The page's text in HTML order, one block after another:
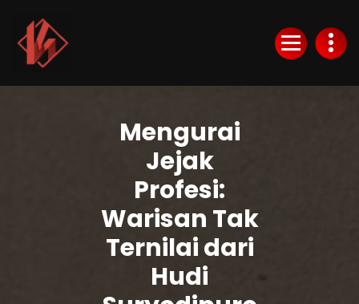
Content
tren pasar yang relevan.
Mengurai
Jejak
Profesi:
Warisan Tak
Ternilai dari
Hudi